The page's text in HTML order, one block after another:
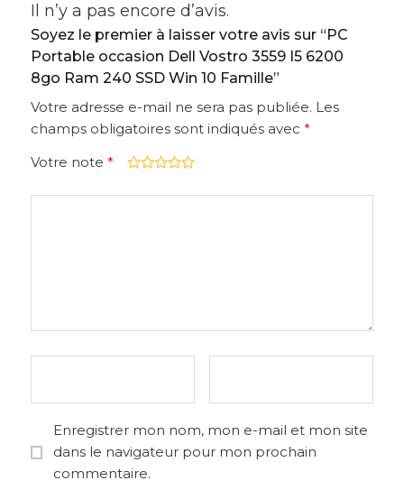
Il n’y a pas encore d’avis.
Soyez le premier à laisser votre avis sur “PC
Portable occasion Dell Vostro 3559 I5 6200
8go Ram 240 SSD Win 10 Famille”
Votre adresse e-mail ne sera pas publiée. Les
champs obligatoires sont indiqués avec *
Votre note *
Enregistrer mon nom, mon e-mail et mon site
dans le navigateur pour mon prochain
commentaire.